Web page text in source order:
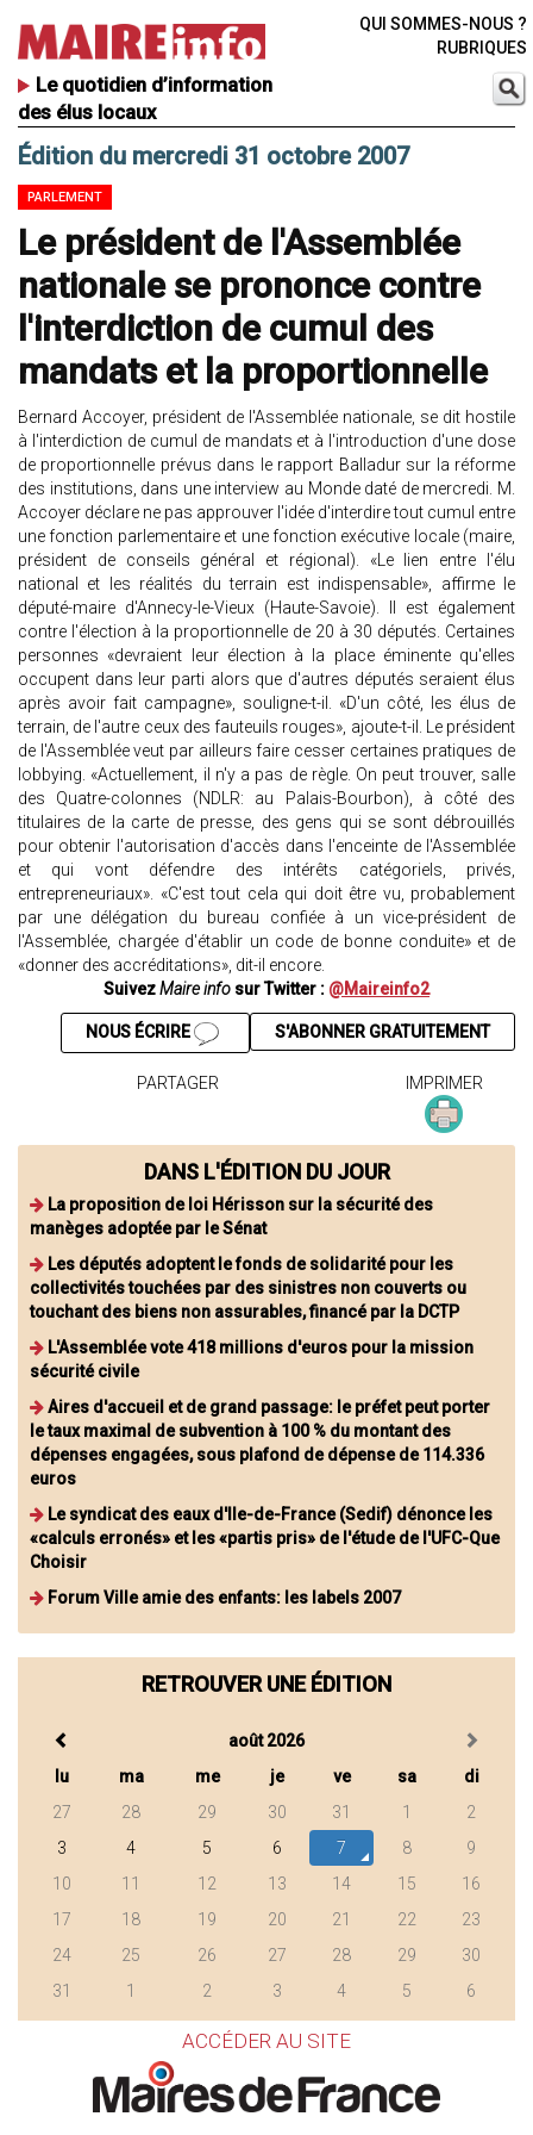
Le quotidien d’information
des élus locaux
QUI SOMMES-NOUS ?
RUBRIQUES
Édition du mercredi 31 octobre 2007
PARLEMENT
Le président de l'Assemblée
nationale se prononce contre
l'interdiction de cumul des
mandats et la proportionnelle
Bernard Accoyer, président de l'Assemblée nationale, se dit hostile
à l'interdiction de cumul de mandats et à l'introduction d'une dose
de proportionnelle prévus dans le rapport Balladur sur la réforme
des institutions, dans une interview au Monde daté de mercredi. M.
Accoyer déclare ne pas approuver l'idée d'interdire tout cumul entre
une fonction parlementaire et une fonction exécutive locale (maire,
président de conseils général et régional). «Le lien entre l'élu
national et les réalités du terrain est indispensable», affirme le
député-maire d'Annecy-le-Vieux (Haute-Savoie). Il est également
contre l'élection à la proportionnelle de 20 à 30 députés. Certaines
personnes «devraient leur élection à la place éminente qu'elles
occupent dans leur parti alors que d'autres députés seraient élus
après avoir fait campagne», souligne-t-il. «D'un côté, les élus de
terrain, de l'autre ceux des fauteuils rouges», ajoute-t-il. Le président
de l'Assemblée veut par ailleurs faire cesser certaines pratiques de
lobbying. «Actuellement, il n'y a pas de règle. On peut trouver, salle
des Quatre-colonnes (NDLR: au Palais-Bourbon), à côté des
titulaires de la carte de presse, des gens qui se sont débrouillés
pour obtenir l'autorisation d'accès dans l'enceinte de l'Assemblée
et qui vont défendre des intérêts catégoriels, privés,
entrepreneuriaux». «C'est tout cela qui doit être vu, probablement
par une délégation du bureau confiée à un vice-président de
l'Assemblée, chargée d'établir un code de bonne conduite» et de
«donner des accréditations», dit-il encore.
SuivezMaire info sur Twitter : @Maireinfo2
S'ABONNER GRATUITEMENT
NOUS ÉCRIRE
PARTAGER IMPRIMER
DANS L'ÉDITION DU JOUR
La proposition de loi Hérisson sur la sécurité des
manèges adoptée par le Sénat
Les députés adoptent le fonds de solidarité pour les
collectivités touchées par des sinistres non couverts ou
touchant des biens non assurables, financé par la DCTP
L'Assemblée vote 418 millions d'euros pour la mission
sécurité civile
Aires d'accueil et de grand passage: le préfet peut porter
le taux maximal de subvention à 100 % du montant des
dépenses engagées, sous plafond de dépense de 114.336
euros
Le syndicat des eaux d'Ile-de-France (Sedif) dénonce les
«calculs erronés» et les «partis pris» de l'étude de l'UFC-Que
Choisir
Forum Ville amie des enfants: les labels 2007
RETROUVER UNE ÉDITION
août 2026
lu
ma me je ve sa
di
27
28 29 30 31 1
2
3
4 5 6 7 8
9
10
11 12 13 14 15
16
17
18 19 20 21 22
23
24
25 26 27 28 29
30
31
1 2 3 4 5 6
ACCÉDER AU SITE